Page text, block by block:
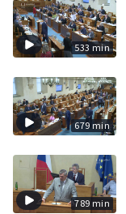
533 min
679 min
789 min